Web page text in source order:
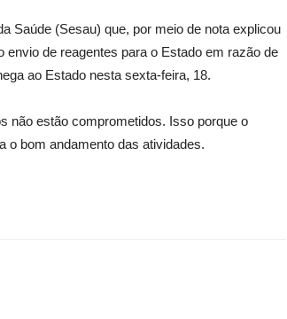
Saúde (Sesau) que, por meio de nota explicou
de reagentes para o Estado em razão de
ao Estado nesta sexta-feira, 18.
não estão comprometidos. Isso porque o
o bom andamento das atividades.